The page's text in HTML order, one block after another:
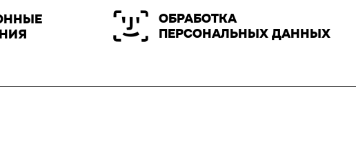
ОБРАБОТКА
ПЕРСОНАЛЬНЫХ ДАННЫХ